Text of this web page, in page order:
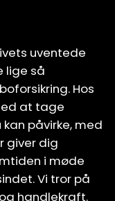
uventede
lige så
Hos
at tage
påvirke, med
giver dig
i møde
Vi tror på
handlekraft.